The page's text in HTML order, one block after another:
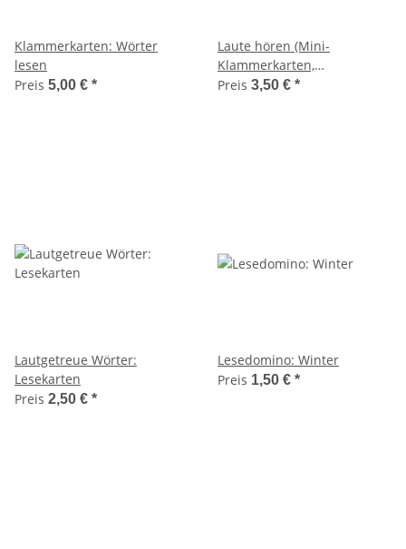
Klammerkarten: Wörter
lesen
Preis 5,00 € *
Laute hören (Mini-
Klammerkarten,
Lautanalyse)
Preis 3,50 € *
Lautgetreue Wörter:
Lesekarten
Preis 2,50 € *
Lesedomino: Winter
Preis 1,50 € *